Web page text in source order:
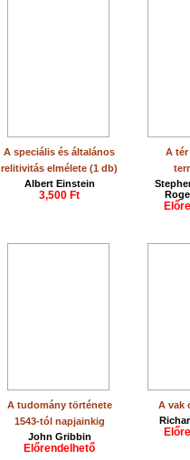
A speciális és általános
relitivitás elmélete (1 db)
Albert Einstein
3,500 Ft
A
A tudomány története
1543-tól napjainkig
John Gribbin
Előrendelhető
A vak